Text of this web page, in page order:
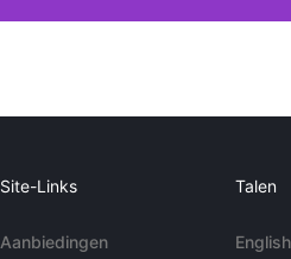
Site-Links
Aanbiedingen
Talen
English